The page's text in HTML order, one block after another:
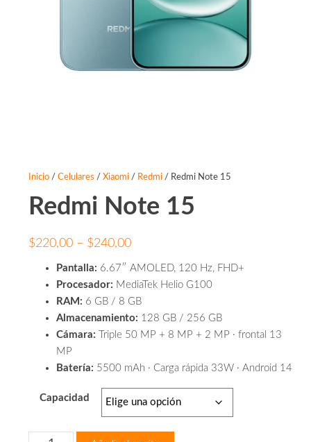
Inicio/ Celulares / Xiaomi/ Redmi/ Redmi Note 15
Redmi Note 15
$220,00 – $240,00Price
range:
$220,00
through
$240,00
Pantalla: 6.67″ AMOLED, 120 Hz, FHD+
Procesador: MediaTek Helio G100
RAM: 6 GB / 8 GB
Almacenamiento: 128 GB / 256 GB
Cámara: Triple 50 MP + 8 MP + 2 MP · frontal 13
MP
Batería: 5500 mAh · Carga rápida 33W · Android 14
Capacidad
Redmi